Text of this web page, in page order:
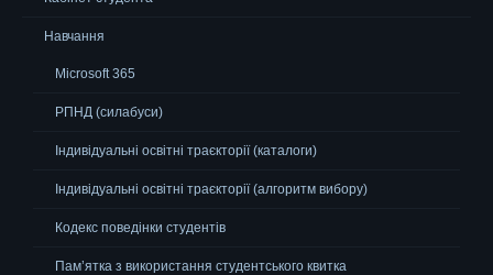
Навчання
Microsoft 365
РПНД (силабуси)
Індивідуальні освітні траєкторії (каталоги)
Індивідуальні освітні траєкторії (алгоритм вибору)
Кодекс поведінки студентів
Пам’ятка з використання студентського квитка